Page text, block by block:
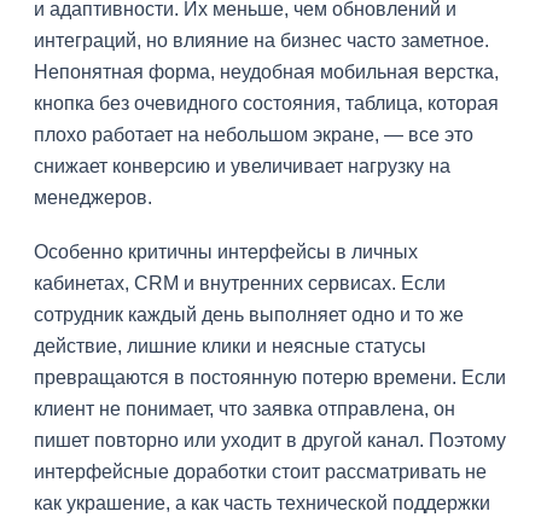
и адаптивности. Их меньше, чем обновлений и
интеграций, но влияние на бизнес часто заметное.
Непонятная форма, неудобная мобильная верстка,
кнопка без очевидного состояния, таблица, которая
плохо работает на небольшом экране, — все это
снижает конверсию и увеличивает нагрузку на
менеджеров.
Особенно критичны интерфейсы в личных
кабинетах, CRM и внутренних сервисах. Если
сотрудник каждый день выполняет одно и то же
действие, лишние клики и неясные статусы
превращаются в постоянную потерю времени. Если
клиент не понимает, что заявка отправлена, он
пишет повторно или уходит в другой канал. Поэтому
интерфейсные доработки стоит рассматривать не
как украшение, а как часть технической поддержки